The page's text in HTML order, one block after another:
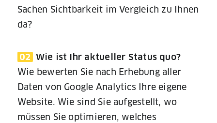
Sachen Sichtbarkeit im Vergleich zu Ihnen
da?
02 Wie ist Ihr aktueller Status quo?
Wie bewerten Sie nach Erhebung aller
Daten von Google Analytics Ihre eigene
Website. Wie sind Sie aufgestellt, wo
müssen Sie optimieren, welches